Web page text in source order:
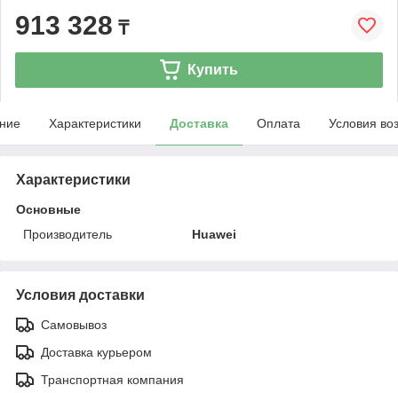
913 328 ₸
Купить
Характеристики Доставка Оплата Условия
Характеристики
Основные
Производитель
Huawei
Условия доставки
Самовывоз
Доставка курьером
Транспортная компания